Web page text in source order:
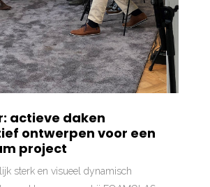
actieve daken
ontwerpen voor een
project
sterk en visueel dynamisch